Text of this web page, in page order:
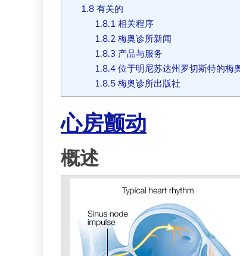
1.8有关的
1.8.1 相关程序
1.8.2 梅奥诊所新闻
1.8.3 产品与服务
1.8.4位于明尼苏达州罗切斯特的梅
1.8.5梅奥诊所出版社
心房颤动
概述